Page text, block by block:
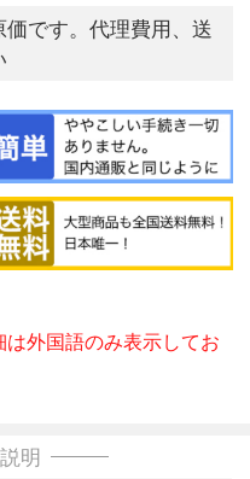
です。代理費用、送
外国語のみ表示してお
明